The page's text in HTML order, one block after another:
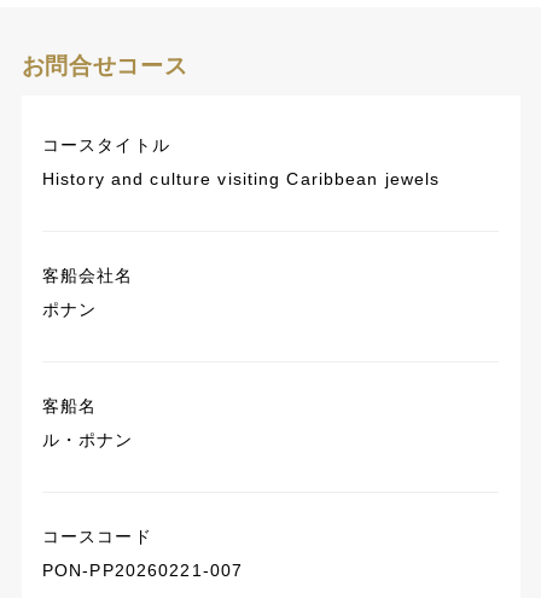
お問合せコース
コースタイトル
History and culture visiting Caribbean jewels
客船会社名
ポナン
客船名
ル・ポナン
コースコード
PON-PP20260221-007